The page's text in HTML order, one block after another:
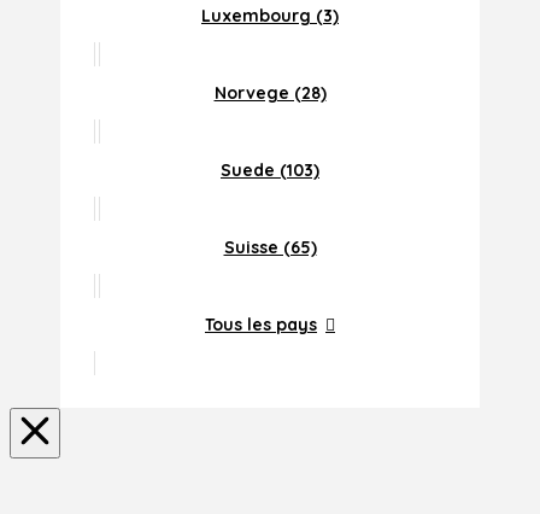
Luxembourg (3)
Norvege (28)
Suede (103)
Suisse (65)
Tous les pays